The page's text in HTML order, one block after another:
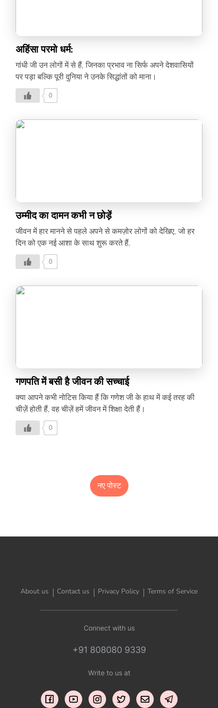
अहिंसा परमो धर्म:
गांधी जी उन लोगों में से हैं, जिनका प्रभाव ना सिर्फ अपने देशवासियों
पर पड़ा बल्कि पूरी दुनिया ने उनके सिद्धांतों को माना।
0
उम्मीद का दामन कभी न छोड़ें
जीवन में हार मानने से पहले अपने से कमज़ोर लोगों को देखिए, जो हर
दिन को एक नई आशा के साथ शुरू करते हैं,
0
गणपति में बसी है जीवन की सच्चाई
क्या आपने कभी नोटिस किया हैं कि गणेश जी के हाथ में कई तरह की
चीज़ें होती हैं, वह चीज़ें हमें जीवन में शिक्षा देती हैं।
0
नए पोस्ट
About us Contact us Privacy Policy Terms of Service
Connect with us
+91 808080 9339
Write to us at